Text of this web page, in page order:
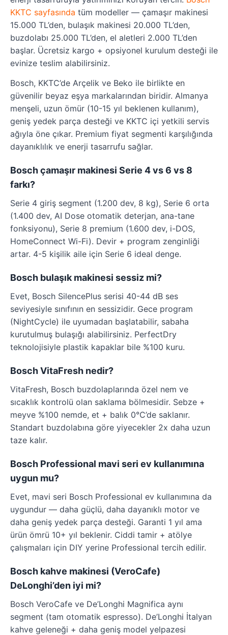
KKTC sayfasında tüm modeller — çamaşır makinesi
15.000 TL’den, bulaşık makinesi 20.000 TL’den,
buzdolabı 25.000 TL’den, el aletleri 2.000 TL’den
başlar. Ücretsiz kargo + opsiyonel kurulum desteği ile
evinize teslim alabilirsiniz.
Bosch, KKTC’de Arçelik ve Beko ile birlikte en
güvenilir beyaz eşya markalarından biridir. Almanya
menşeli, uzun ömür (10-15 yıl beklenen kullanım),
geniş yedek parça desteği ve KKTC içi yetkili servis
ağıyla öne çıkar. Premium fiyat segmenti karşılığında
dayanıklılık ve enerji tasarrufu sağlar.
Bosch çamaşır makinesi Serie 4 vs 6 vs 8
farkı?
Serie 4 giriş segment (1.200 dev, 8 kg), Serie 6 orta
(1.400 dev, AI Dose otomatik deterjan, ana-tane
fonksiyonu), Serie 8 premium (1.600 dev, i-DOS,
HomeConnect Wi-Fi). Devir + program zenginliği
artar. 4-5 kişilik aile için Serie 6 ideal denge.
Bosch bulaşık makinesi sessiz mi?
Evet, Bosch SilencePlus serisi 40-44 dB ses
seviyesiyle sınıfının en sessizidir. Gece program
(NightCycle) ile uyumadan başlatabilir, sabaha
kurutulmuş bulaşığı alabilirsiniz. PerfectDry
teknolojisiyle plastik kapaklar bile %100 kuru.
Bosch VitaFresh nedir?
VitaFresh, Bosch buzdolaplarında özel nem ve
sıcaklık kontrolü olan saklama bölmesidir. Sebze +
meyve %100 nemde, et + balık 0°C’de saklanır.
Standart buzdolabına göre yiyecekler 2x daha uzun
taze kalır.
Bosch Professional mavi seri ev kullanımına
uygun mu?
Evet, mavi seri Bosch Professional ev kullanımına da
uygundur — daha güçlü, daha dayanıklı motor ve
daha geniş yedek parça desteği. Garanti 1 yıl ama
ürün ömrü 10+ yıl beklenir. Ciddi tamir + atölye
çalışmaları için DIY yerine Professional tercih edilir.
Bosch kahve makinesi (VeroCafe)
DeLonghi’den iyi mi?
Bosch VeroCafe ve De’Longhi Magnifica aynı
segment (tam otomatik espresso). De’Longhi İtalyan
kahve geleneği + daha geniş model yelpazesi